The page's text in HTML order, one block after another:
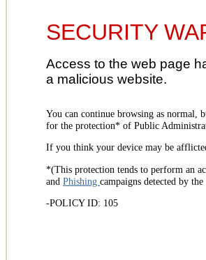
SECURITY
Access to the web page
a malicious website.
You can continue browsing as normal,
for the protection* of Public
If you think your device may be
*(This protection tends to perform an
and Phishing campaigns detected by
-POLICY ID: 105